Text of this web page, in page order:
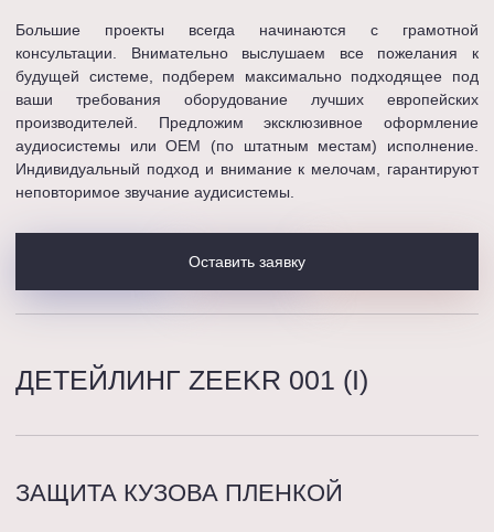
Большие проекты всегда начинаются с грамотной
консультации. Внимательно выслушаем все пожелания к
будущей системе, подберем максимально подходящее под
ваши требования оборудование лучших европейских
производителей. Предложим эксклюзивное оформление
аудиосистемы или OEM (по штатным местам) исполнение.
Индивидуальный подход и внимание к мелочам, гарантируют
неповторимое звучание аудисистемы.
Оставить заявку
ДЕТЕЙЛИНГ ZEEKR 001 (I)
ЗАЩИТА КУЗОВА ПЛЕНКОЙ